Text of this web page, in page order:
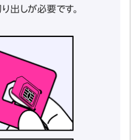
出しが必要です。